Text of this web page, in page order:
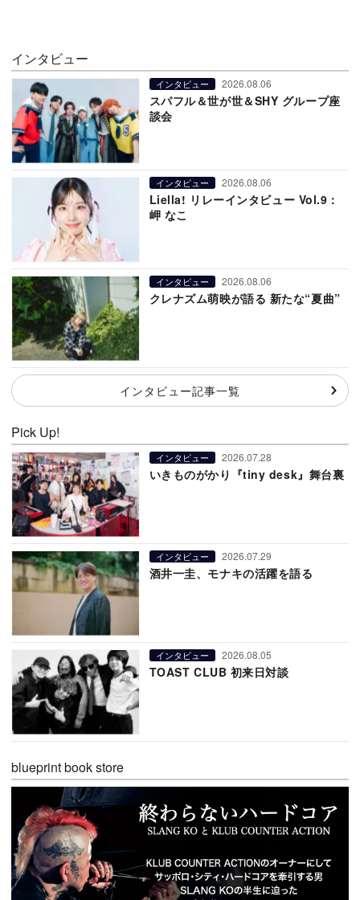
インタビュー
インタビュー 2026.08.06
スパフル＆世が世＆SHY グループ座
談会
インタビュー 2026.08.06
Liella! リレーインタビュー Vol.9：
岬 なこ
インタビュー 2026.08.06
クレナズム萌映が語る 新たな“夏曲”
インタビュー記事一覧
Pick Up!
インタビュー 2026.07.28
いきものがかり『tiny desk』舞台裏
インタビュー 2026.07.29
酒井一圭、モナキの活躍を語る
インタビュー 2026.08.05
TOAST CLUB 初来日対談
blueprint book store